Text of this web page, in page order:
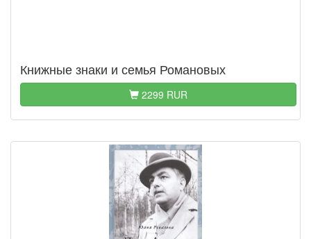
Книжные знаки и семья Романовых
2299 RUR